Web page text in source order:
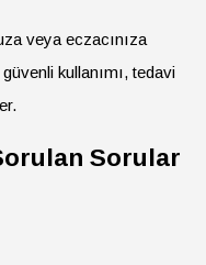
veya eczacınıza
kullanımı, tedavi
Sorular